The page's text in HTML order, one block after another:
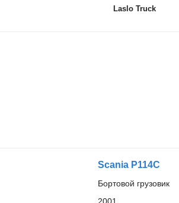
Laslo Truck
Scania P114C
Бортовой грузовик
2001